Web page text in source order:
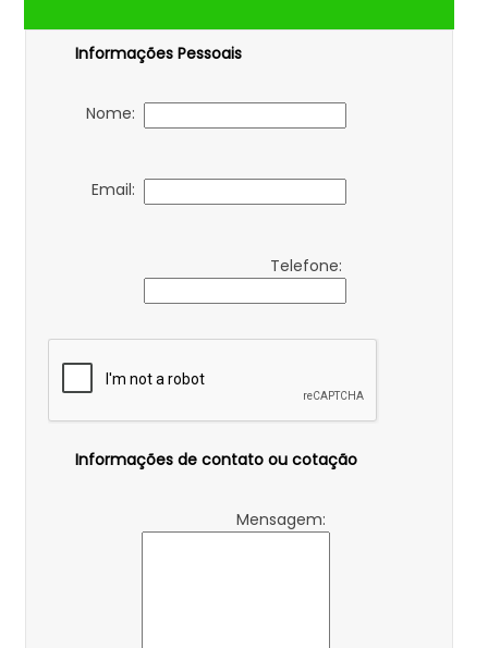
Informações Pessoais
Nome:
Email:
Telefone:
Informações de contato ou cotação
Mensagem: